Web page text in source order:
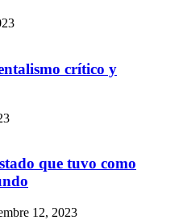
crítico y
que tuvo como
12, 2023